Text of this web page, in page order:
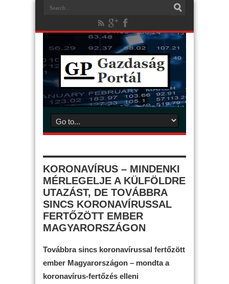
KORONAVÍRUS – MINDENKI
MÉRLEGELJE A KÜLFÖLDRE
UTAZÁST, DE TOVÁBBRA
SINCS KORONAVÍRUSSAL
FERTŐZÖTT EMBER
MAGYARORSZÁGON
Továbbra sincs koronavírussal fertőzött
ember Magyarországon – mondta a
koronavírus-fertőzés elleni